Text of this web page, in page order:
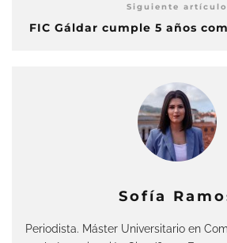
Siguiente artículo
FIC Gáldar cumple 5 años
Sofía
Periodista. Máster Universitario en